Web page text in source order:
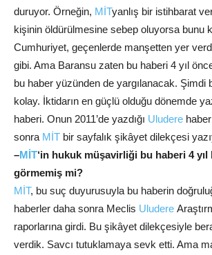
duruyor. Örneğin, MİTyanlış bir istihbarat
kişinin öldürülmesine sebep oluyorsa bunu
Cumhuriyet, geçenlerde manşetten yer
gibi. Ama Baransu zaten bu haberi 4 yıl
bu haber yüzünden de yargılanacak. Şimdi
kolay. İktidarın en güçlü olduğu dönemde
haberi. Onun 2011’de yazdığı Uludere
sonra MİT bir sayfalık şikâyet dilekçesi
–MİT‘in hukuk müşavirliği bu haberi 4 yıl
görmemiş mi?
MİT, bu suç duyurusuyla bu haberin
haberler daha sonra Meclis Uludere
raporlarına girdi. Bu şikâyet dilekçesiyle
verdik. Savcı tutuklamaya sevk etti. Ama